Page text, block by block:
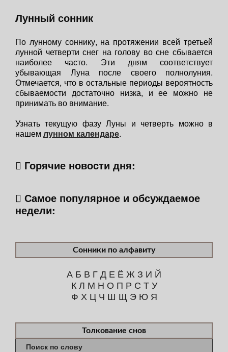
Лунный сонник
По лунному соннику, на протяжении всей третьей
лунной четверти снег на голову во сне сбывается
наиболее часто. Эти дням соответствует
убывающая Луна после своего полнолуния.
Отмечается, что в остальные периоды вероятность
сбываемости достаточно низка, и ее можно не
принимать во внимание.
Узнать текущую фазу Луны и четверть можно в
нашем лунном календаре.
Горячие новости дня:
Самое популярное и обсуждаемое
недели:
Сонники по алфавиту
А Б В ГД Е Ё Ж З И Й
К Л М Н О П Р С Т У
Ф Х Ц Ч Ш Щ Э Ю Я
Толкование снов
Поиск по слову